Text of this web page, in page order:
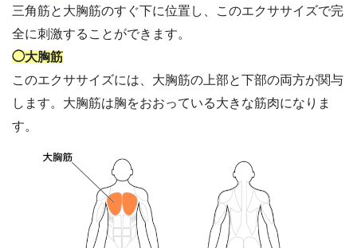
三角筋と大胸筋のすぐ下に位置し、このエクササイズで完
全に刺激することができます。
◯大胸筋
このエクササイズには、大胸筋の上部と下部の両方が関与
します。大胸筋は胸をおおっている大きな筋肉になりま
す。